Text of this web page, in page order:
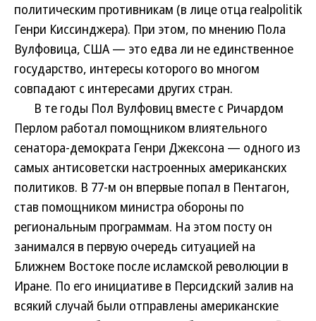
политическим противникам (в лице отца realpolitik
Генри Киссинджера). При этом, по мнению Пола
Вулфовица, США — это едва ли не единственное
государство, интересы которого во многом
совпадают с интересами других стран.
В те годы Пол Вулфовиц вместе с Ричардом
Перлом работал помощником влиятельного
сенатора-демократа Генри Джексона — одного из
самых антисоветски настроенных американских
политиков. В 77-м он впервые попал в Пентагон,
став помощником министра обороны по
региональным программам. На этом посту он
занимался в первую очередь ситуацией на
Ближнем Востоке после исламской революции в
Иране. По его инициативе в Персидский залив на
всякий случай были отправлены американские